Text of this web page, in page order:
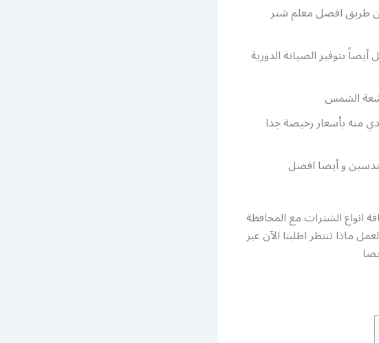
عن طريق افضل معلم شتر
بتوفير الصيانة الدورية
الشمس
منه بأسعار رخيصة جدا
و أيضا افضل
الشترات مع المحافظة
ماذا تنتظر اطلبنا الآن عبر